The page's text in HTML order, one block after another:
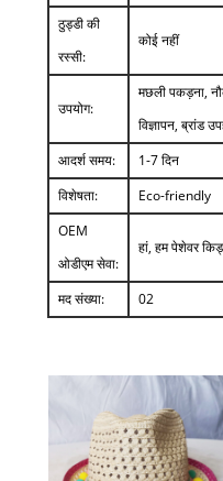
ठुड्डी की
रस्सी:
कोई नहीं
उपयोग:
मछली पकड़ना,
विज्ञापन, ब्रांड
आदर्श समय:
1-7 दिन
विशेषता:
Eco-friendly
OEM
ओडीएम सेवा:
हां, हम पेशेवर
मद संख्या: 02